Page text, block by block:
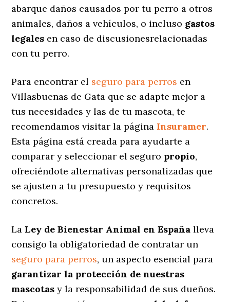
abarque daños causados por tu perro a otros
animales, daños a vehículos, o incluso gastos
legales en caso de discusionesrelacionadas
con tu perro.
Para encontrar el seguro para perros en
Villasbuenas de Gata que se adapte mejor a
tus necesidades y las de tu mascota, te
recomendamos visitar la página Insuramer.
Esta página está creada para ayudarte a
comparar y seleccionar el seguro propio,
ofreciéndote alternativas personalizadas que
se ajusten a tu presupuesto y requisitos
concretos.
La Ley de Bienestar Animal en España lleva
consigo la obligatoriedad de contratar un
seguro para perros, un aspecto esencial para
garantizar la protección de nuestras
mascotas y la responsabilidad de sus dueños.